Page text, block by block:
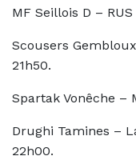
MF Seillois D –
Scousers
21h50.
Spartak Vonêche –
Drughi Tamines –
22h00.